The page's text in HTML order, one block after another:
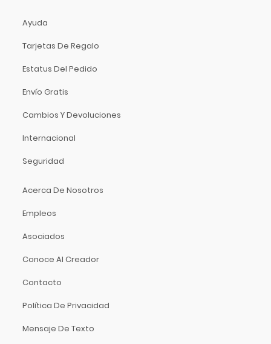
Ayuda
Tarjetas De Regalo
Estatus Del Pedido
Envío Gratis
Cambios Y Devoluciones
Internacional
Seguridad
Acerca De Nosotros
Empleos
Asociados
Conoce Al Creador
Contacto
Política De Privacidad
Mensaje De Texto